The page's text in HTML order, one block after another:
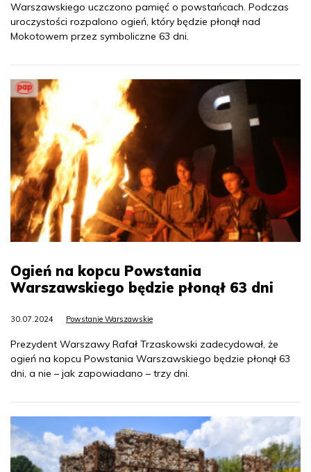
Warszawskiego uczczono pamięć o powstańcach. Podczas
uroczystości rozpalono ogień, który będzie płonął nad
Mokotowem przez symboliczne 63 dni.
Ogień na kopcu Powstania
Warszawskiego będzie płonął 63 dni
30.07.2024 Powstanie Warszawskie
Prezydent Warszawy Rafał Trzaskowski zadecydował, że
ogień na kopcu Powstania Warszawskiego będzie płonął 63
dni, a nie – jak zapowiadano – trzy dni.